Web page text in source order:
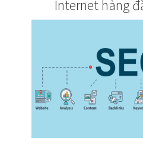
Internet hàng